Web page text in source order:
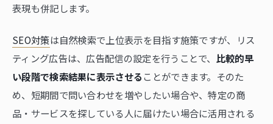
表現も併記します。
SEO対策は自然検索で上位表示を目指す施策ですが、リス
ティング広告は、広告配信の設定を行うことで、 比較的早
い段階で検索結果に表示させる ことができます。そのた
め、短期間で問い合わせを増やしたい場合や、特定の商
品・サービスを探している人に届けたい場合に活用される